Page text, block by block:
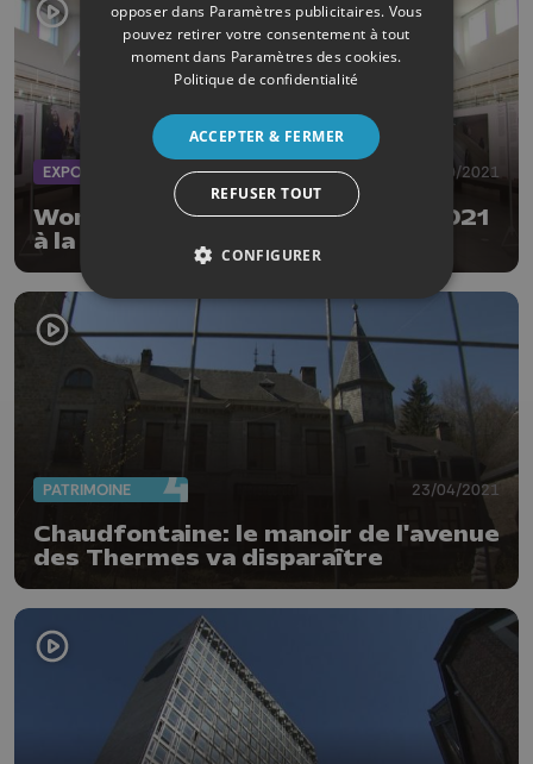
EXPOS 29/10/2021
World Press Photo: exposition 2021
à la Cité Miroir
PATRIMOINE 23/04/2021
Chaudfontaine: le manoir de l'avenue
des Thermes va disparaître
opposer dans Paramètres publicitaires. Vous
pouvez retirer votre consentement à tout
moment dans Paramètres des cookies.
Politique de confidentialité
ACCEPTER & FERMER
REFUSER TOUT
CONFIGURER